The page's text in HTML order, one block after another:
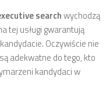
searchwychodzą
tej usługi gwarantują
Oczywiście nie
adekwatne do tego, kto
kandydaci w